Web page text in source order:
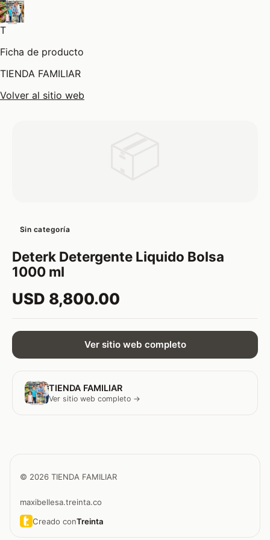
T
Ficha de producto
TIENDA FAMILIAR
Volver al sitio web
Sin categoría
Deterk Detergente Liquido Bolsa
1000 ml
USD 8,800.00
Ver sitio web completo
TIENDA FAMILIAR
Ver sitio web completo →
© 2026 TIENDA FAMILIAR
maxibellesa.treinta.co
Creado conTreinta